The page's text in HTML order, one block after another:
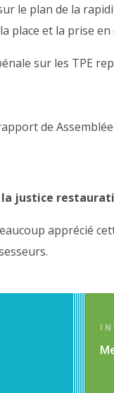
le plan de la
place et la prise en
sur les TPE
de
la justice
apprécié